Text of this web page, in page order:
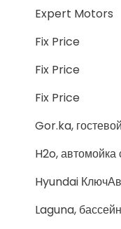
Expert Motors
Fix Price
Fix Price
Fix Price
Gor.ka,
H2o,
Hyundai
Laguna, бассейн